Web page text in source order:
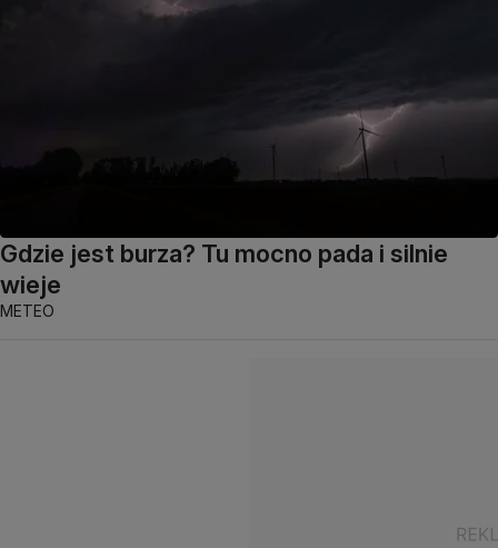
Gdzie jest burza? Tu mocno pada i silnie
wieje
METEO